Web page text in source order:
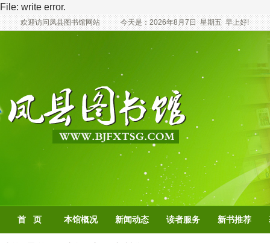
File: write error.
欢迎访问凤县图书馆网站 今天是：2026年8月7日 星期五 早上好!
首 页 本馆概况 新闻动态 读者服务 新书推荐